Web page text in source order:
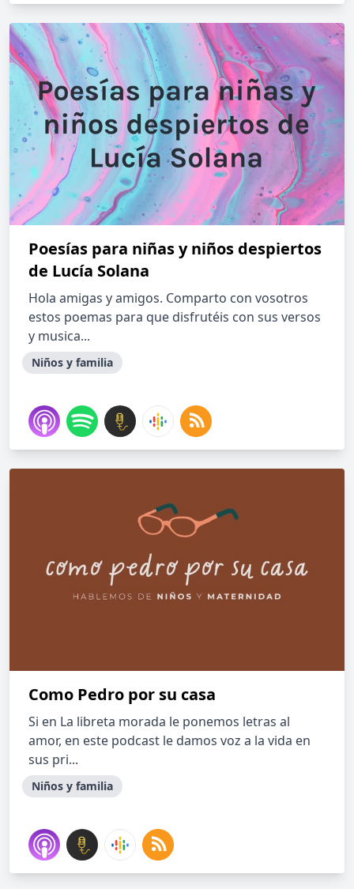
Poesías para niñas y niños despiertos
de Lucía Solana
Hola amigas y amigos. Comparto con vosotros
estos poemas para que disfrutéis con sus versos
y musica...
Niños y familia
Como Pedro por su casa
Si en La libreta morada le ponemos letras al
amor, en este podcast le damos voz a la vida en
sus pri...
Niños y familia